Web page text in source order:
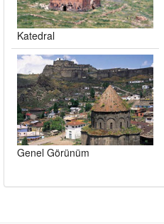
Katedral
Genel Görünüm